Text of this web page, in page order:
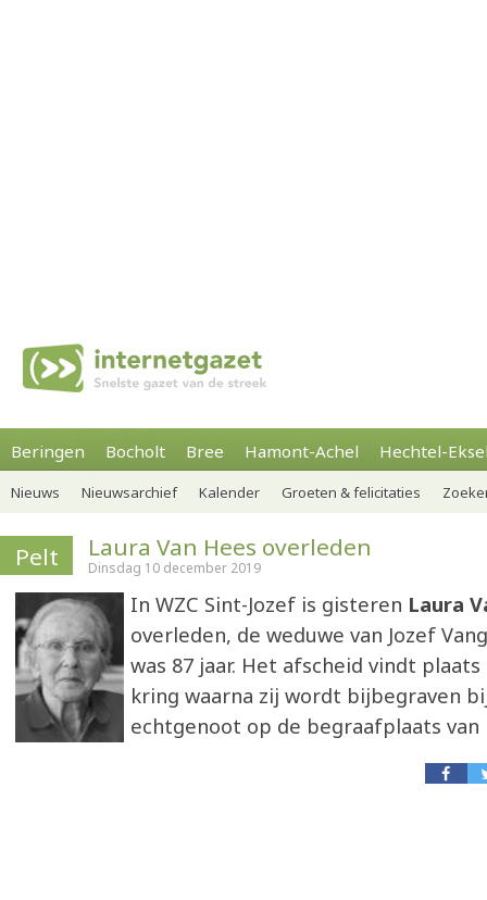
Beringen Bocholt Bree Hamont-Achel Hechtel-
Nieuws Nieuwsarchief Kalender Groeten & felicitaties
Pelt Laura Van Hees overleden
Dinsdag 10 december 2019
In WZC Sint-Jozef is gisteren Laura
overleden, de weduwe van Jozef
was 87 jaar. Het afscheid vindt
kring waarna zij wordt bijbegraven
echtgenoot op de begraafplaats van